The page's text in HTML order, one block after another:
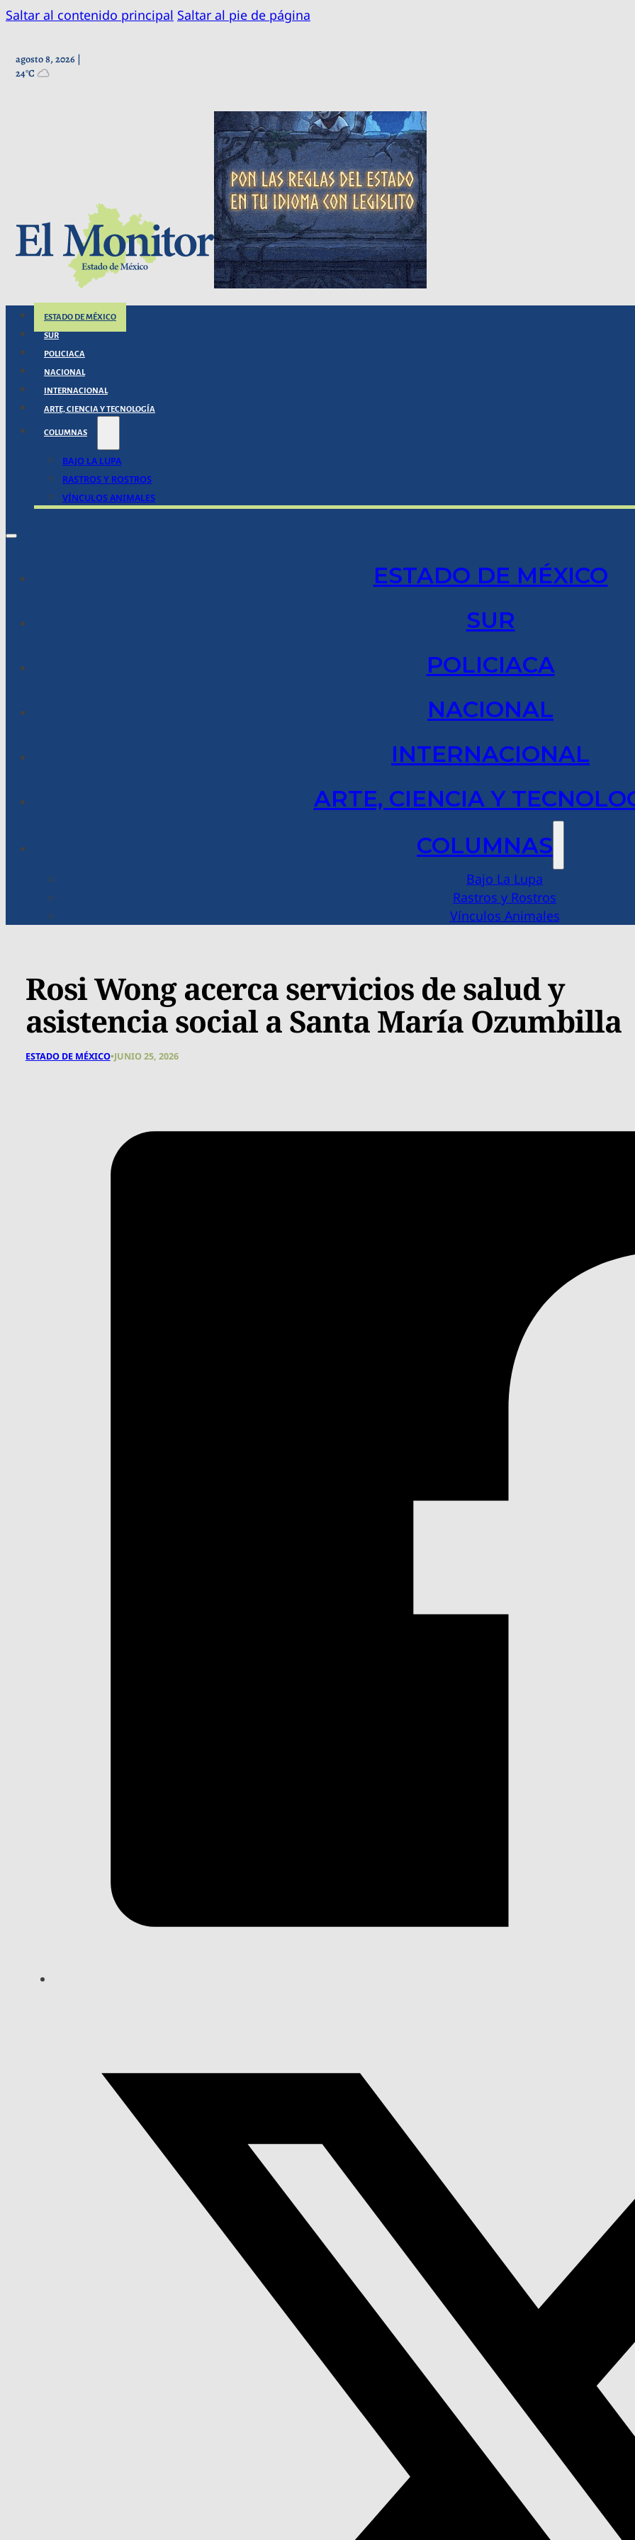
Saltar al contenido principal Saltar al pie de página
agosto 8, 2026 |
24°C
ESTADO DE MÉXICO
SUR
POLICIACA
NACIONAL
INTERNACIONAL
ARTE, CIENCIA Y TECNOLOGÍA
COLUMNAS
BAJO LA LUPA
RASTROS Y ROSTROS
VÍNCULOS ANIMALES
ESTADO DE MÉXICO
SUR
POLICIACA
NACIONAL
INTERNACIONAL
ARTE, CIENCIA Y
COLUMNAS
Bajo La Lupa
Rastros y Rostros
Vínculos Animales
Rosi Wong acerca servicios de salud y
asistencia social a Santa María Ozumbilla
ESTADO DE MÉXICO•JUNIO 25, 2026